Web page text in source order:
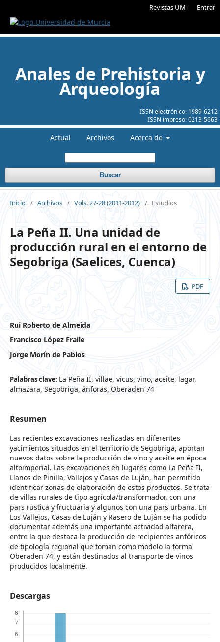
Revistas UM Entrar
ISSN electrónico: 1989-6212
ISSN impreso:0213-5663
Anales de Prehistoria y
Arqueología
Actual Archivos Acerca de
Buscar
Inicio / Archivos / Vols. 27-28 (2011-2012) / Estudios
La Peña II. Una unidad de
producción rural en el entorno de
Segobriga (Saelices, Cuenca)
PDF
Rui Roberto de Almeida
Francisco López Fraile
Jorge Morín de Pablos
Palabras clave: La Peña II, villae, vicus, vino, aceite, lagar,
almazara, Segobriga, ánforas, Oberaden 74
Resumen
Las recientes excavaciones realizadas en diferentes
yacimientos situados en el territorio de Segobriga, aportan
nuevos datos sobre la producción de vino y aceite en época
altoimperial. Las excavaciones en lugares como La Peña II,
Llanos de Pinilla, Vallejos y Casas de Luján, han permitido
identificar zonas de elaboración de estos productos. Se trata
de villas rurales de tipo agrícola/transformador, con una
pars rustica y fructuaria y algunos con una pars urbana. En
Los Vallejos, Casas de Luján y Rasero de Luján se ha podido
documentar además una importante actividad alfarera,
entre la que destaca la producción de recipientes anfóricos
de tipología regional que toman como modelo la forma
Oberaden 74, y están destinados al transporte de vinos
producidos localmente.
Descargas